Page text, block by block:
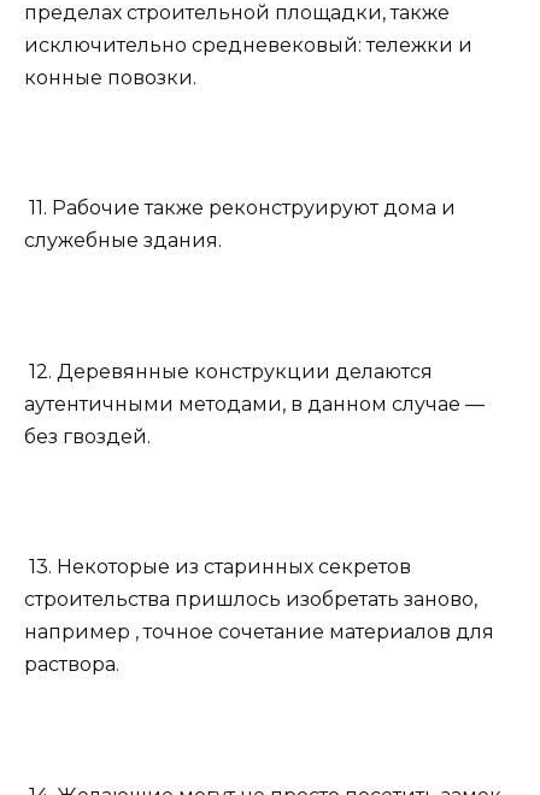
пределах строительной площадки, также
исключительно средневековый: тележки и
конные повозки.
11. Рабочие также реконструируют дома и
служебные здания.
12. Деревянные конструкции делаются
аутентичными методами, в данном случае —
без гвоздей.
13. Некоторые из старинных секретов
строительства пришлось изобретать заново,
например , точное сочетание материалов для
раствора.